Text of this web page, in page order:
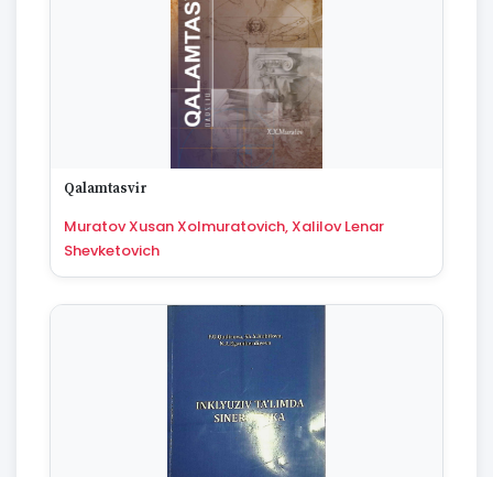
Qalamtasvir
Muratov Xusan Xolmuratovich, Xalilov Lenar
Shevketovich